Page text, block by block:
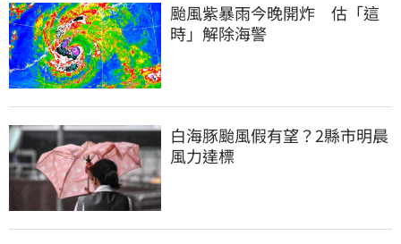
颱風紫暴雨今晚開炸　估「這
時」解除海警
白海豚颱風假有望？2縣市明晨
風力達標